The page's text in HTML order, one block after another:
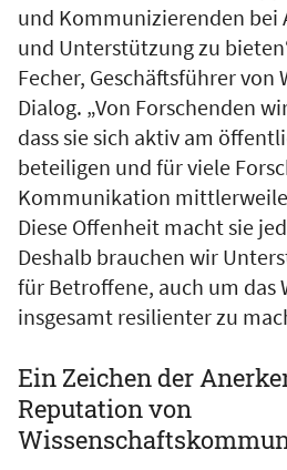
und Kommunizierenden bei
und Unterstützung zu
Fecher, Geschäftsführer von
Dialog. „Von Forschenden
dass sie sich aktiv am
beteiligen und für viele
Kommunikation
Diese Offenheit macht sie
Deshalb brauchen wir
für Betroffene, auch um das
insgesamt resilienter zu
Ein Zeichen der
Reputation von